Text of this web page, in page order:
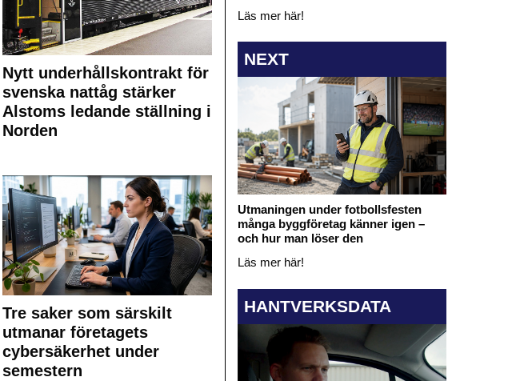
Nytt underhållskontrakt för
svenska nattåg stärker
Alstoms ledande ställning i
Norden
Tre saker som särskilt
utmanar företagets
cybersäkerhet under
semestern
Läs mer här!
NEXT
Utmaningen under fotbollsfesten
många byggföretag känner igen –
och hur man löser den
Läs mer här!
HANTVERKSDATA